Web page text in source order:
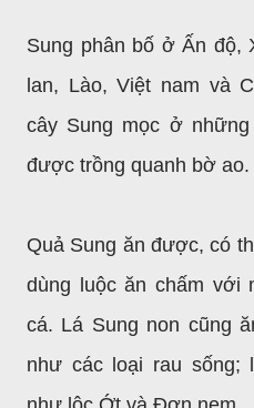
Sung phân bố ở Ấn độ,
lan, Lào, Việt nam và
cây Sung mọc ở
được trồng quanh bờ ao.
Quả Sung ăn được, có
dùng luộc ăn chấm với
cá. Lá Sung non cũng
như các loại rau sống;